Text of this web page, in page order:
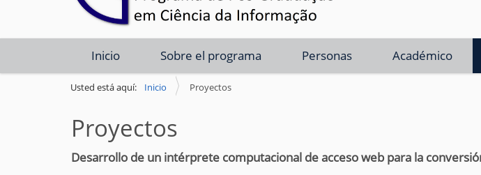
Inicio Sobre el programa Personas Académico
Usted está aquí: Inicio Proyectos
Proyectos
Desarrollo de un intérprete computacional de acceso web para la